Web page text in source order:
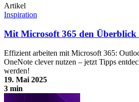
Artikel
Inspiration
Mit Microsoft 365 den Überblick
Effizient arbeiten mit Microsoft 365:
OneNote clever nutzen – jetzt Tipps
werden!
19. Mai 2025
3 min
Mit Microsoft 365 den Überblick behalten